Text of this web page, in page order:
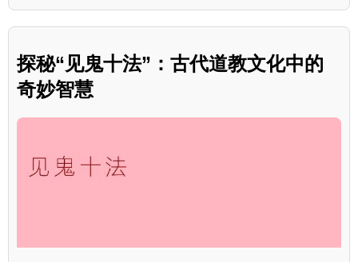
探秘“见鬼十法”：古代道教文化中的
奇妙智慧